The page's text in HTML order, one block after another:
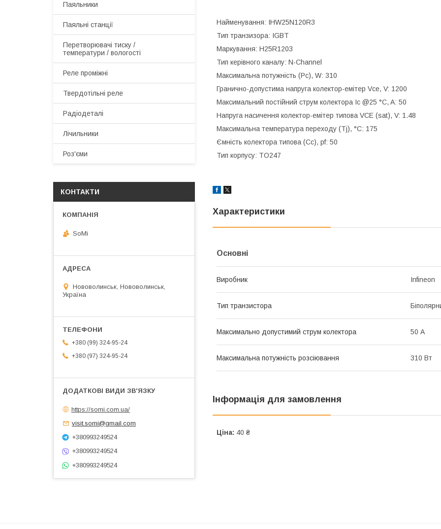
Найменування: IHW25N120R3
Тип транзизора: IGBT
Маркування: H25R1203
Тип керівного каналу: N-Channel
Максимальна потужність (Pc), W: 310
Гранично-допустима напруга колектор-емітер Vce, V: 1200
Максимальний постійний струм колектора Ic @25 °C, A: 50
Напруга насичення колектор-емітер типова VCE (sat), V: 1.48
Максимальна температура переходу (Tj), °C: 175
Ємність колектора типова (Cc), pf: 50
Тип корпусу: TO247
Характеристики
Основні
Виробник Infineon
Тип транзистора
Максимально допустимий струм колектора 50 А
Максимальна потужність розсіювання 310 Вт
Інформація для замовлення
Ціна: 40 ₴
Паяльники
Паяльні станції
Перетворювачі тиску /
температури / вологості
Реле проміжні
Твердотільні реле
Радіодеталі
Лічильники
Роз'єми
КОНТАКТИ
SoMi
Нововолинськ, Нововолинськ,
Україна
+380 (99) 324-95-24
+380 (97) 324-95-24
https://somi.com.ua/
visit.somi@gmail.com
+380993249524
+380993249524
+380993249524